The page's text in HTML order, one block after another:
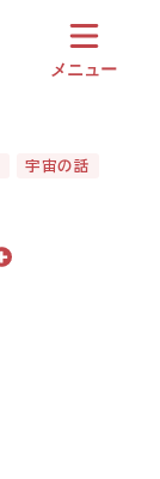
メニュー
宇宙の話